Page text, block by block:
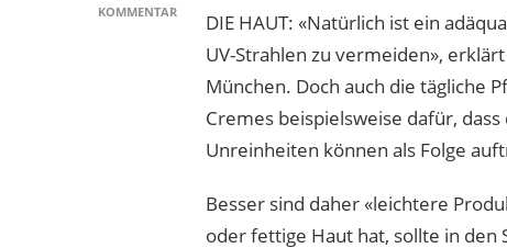
KOMMENTARZU
FRISCH
TROTZ
HITZE:
SOMMER
DIE HAUT: «Natürlich ist ein
UV-Strahlen zu vermeiden»,
München. Doch auch die tägliche
Cremes beispielsweise dafür,
Unreinheiten können als Folge
Besser sind daher «leichtere
oder fettige Haut hat, sollte in